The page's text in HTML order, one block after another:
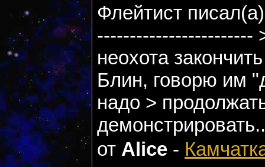
Флейтист
------------------------
неохота
Блин, говорю им
надо >
от Alice -